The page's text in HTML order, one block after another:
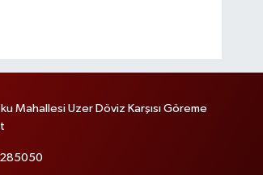
Mahallesi Uzer Döviz Karşısı Göreme